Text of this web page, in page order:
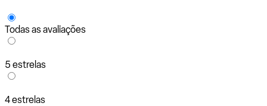
Todas as avaliações
5 estrelas
4 estrelas